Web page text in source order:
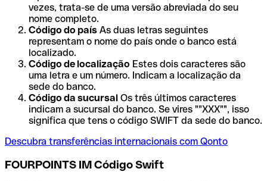
vezes, trata-se de uma versão abreviada do seu
nome completo.
Código do país As duas letras seguintes
representam o nome do país onde o banco está
localizado.
Código de localização Estes dois caracteres são
uma letra e um número. Indicam a localização da
sede do banco.
Código da sucursal Os três últimos caracteres
indicam a sucursal do banco. Se vires ""XXX"", isso
significa que tens o código SWIFT da sede do banco.
Descubra transferências internacionais com Qonto
FOURPOINTS IM Código Swift